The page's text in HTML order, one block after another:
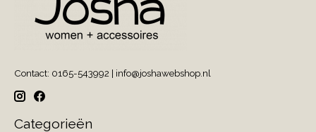
Contact: 0165-543992 | info@joshawebshop.nl
Categorieën